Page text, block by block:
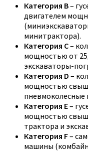
Категория B–
двигателем
минитрактора).
Категория C–
мощностью от
экскаваторы-
Категория D –
мощностью
пневмоколесные
Категория E–
мощностью
трактора и
Категория F–
машины